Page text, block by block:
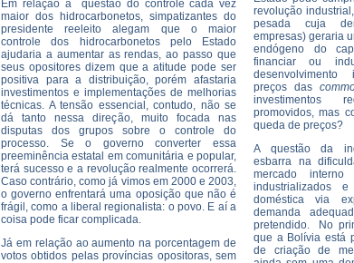
Em relação à questão do controle cada vez
maior dos hidrocarbonetos, simpatizantes do
presidente reeleito alegam que o maior
controle dos hidrocarbonetos pelo Estado
ajudaria a aumentar as rendas, ao passo que
seus opositores dizem que a atitude pode ser
positiva para a distribuição, porém afastaria
investimentos e implementações de melhorias
técnicas. A tensão essencial, contudo, não se
dá tanto nessa direção, muito focada nas
disputas dos grupos sobre o controle do
processo. Se o governo converter essa
preeminência estatal em comunitária e popular,
terá sucesso e a revolução realmente ocorrerá.
Caso contrário, como já vimos em 2000 e 2003,
o governo enfrentará uma oposição que não é
frágil, como a liberal regionalista: o povo. E aí a
coisa pode ficar complicada.
Já em relação ao aumento na porcentagem de
votos obtidos pelas províncias opositoras, sem
revolução
pesada cuja
empresas) geraria
endógeno do
financiar ou
preços das
investimentos
promovidos, mas
queda de preços?
A questão da
esbarra na
mercado
industrializados
doméstica via
demanda
pretendido. No
que a Bolívia está
de criação de